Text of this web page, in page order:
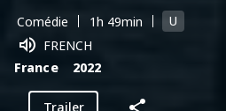
Comédie
1h 49min
U
FRENCH
France
2022
Trailer